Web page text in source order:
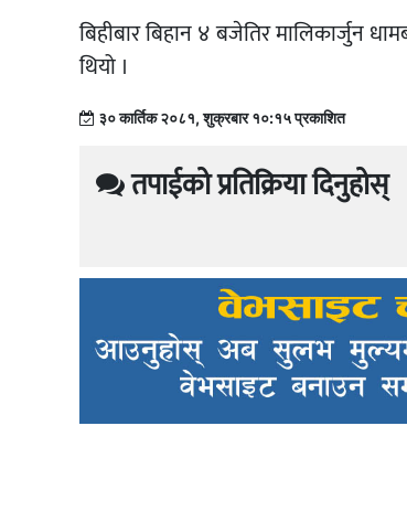
बिहीबार बिहान ४ बजेतिर मालिकार्जुन
थियो ।
३० कार्तिक २०८१, शुक्रबार १०:१५ प्रकाशित
तपाईको प्रतिक्रिया दिनुहोस्